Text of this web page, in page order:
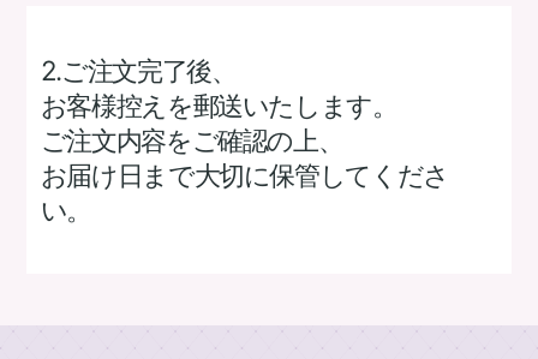
2.ご注文完了後、
お客様控えを郵送いたします。
ご注文内容をご確認の上、
お届け日まで大切に保管してくださ
い。